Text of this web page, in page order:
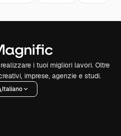
i tuoi migliori lavori. Oltre
imprese, agenzie e studi.
Italiano